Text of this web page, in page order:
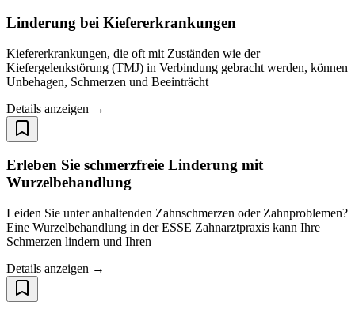
Linderung bei Kiefererkrankungen
Kiefererkrankungen, die oft mit Zuständen wie der
Kiefergelenkstörung (TMJ) in Verbindung gebracht werden, können
Unbehagen, Schmerzen und Beeinträcht
Details anzeigen →
Erleben Sie schmerzfreie Linderung mit
Wurzelbehandlung
Leiden Sie unter anhaltenden Zahnschmerzen oder Zahnproblemen?
Eine Wurzelbehandlung in der ESSE Zahnarztpraxis kann Ihre
Schmerzen lindern und Ihren
Details anzeigen →